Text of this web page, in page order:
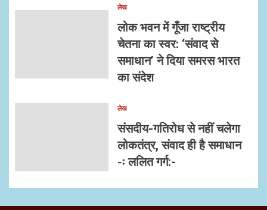
लेख
लोक भवन में गूँजा राष्ट्रीय
चेतना का स्वर: ‘संवाद से
समाधान’ ने दिया समरस भारत
का संदेश
लेख
संसदीय-गतिरोध से नहीं चलेगा
लोकतंत्र, संवाद ही है समाधान
-ः ललित गर्ग:-